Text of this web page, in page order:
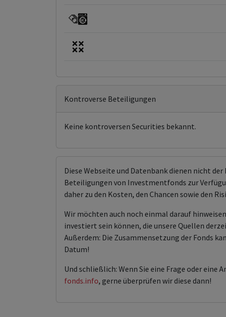
Kontroverse Beteiligungen
Keine kontroversen Securities bekannt.
Diese Webseite und Datenbank dienen nicht
Beteiligungen von Investmentfonds zur
daher zu den Kosten, den Chancen sowie den
Wir möchten auch noch einmal darauf
investiert sein können, die unsere Quellen
Außerdem: Die Zusammensetzung der Fonds
Datum!
Und schließlich: Wenn Sie eine Frage oder
fonds.info, gerne überprüfen wir diese dann!